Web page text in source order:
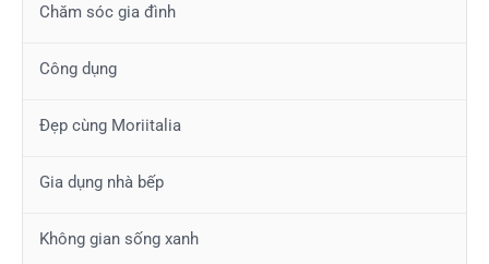
Chăm sóc gia đình
Công dụng
Đẹp cùng Moriitalia
Gia dụng nhà bếp
Không gian sống xanh